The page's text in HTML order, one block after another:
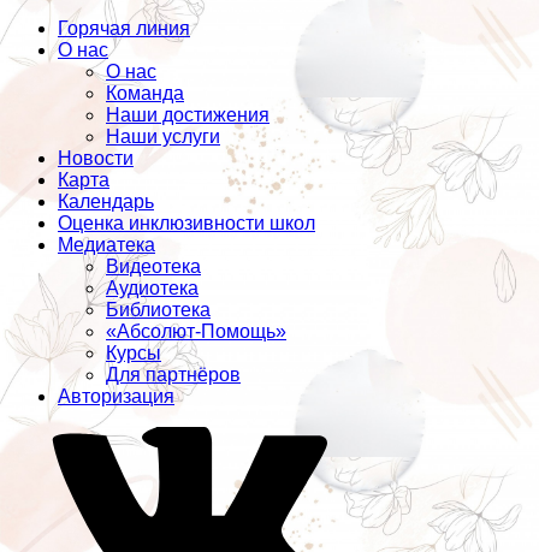
Горячая линия
О нас
О нас
Команда
Наши достижения
Наши услуги
Новости
Карта
Календарь
Оценка инклюзивности школ
Медиатека
Видеотека
Аудиотека
Библиотека
«Абсолют-Помощь»
Курсы
Для партнёров
Авторизация